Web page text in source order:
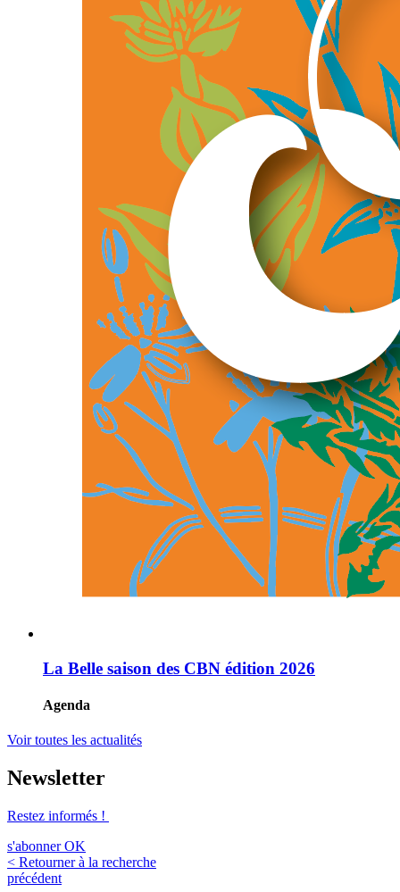
La Belle saison des CBN édition 2026
Agenda
Voir toutes les actualités
Newsletter
Restez informés !
s'abonner OK
< Retourner à la recherche
précédent